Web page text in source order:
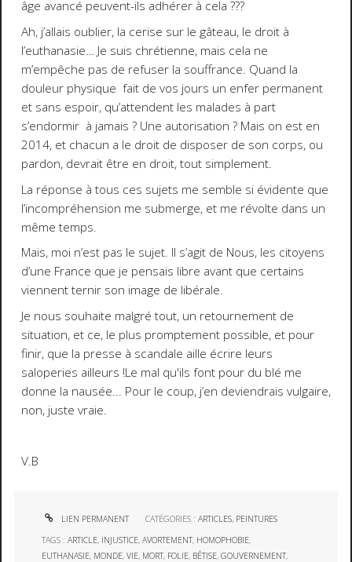
âge avancé peuvent-ils adhérer à cela ???
Ah, j’allais oublier, la cerise sur le gâteau, le droit à
l’euthanasie… Je suis chrétienne, mais cela ne
m’empêche pas de refuser la souffrance. Quand la
douleur physique fait de vos jours un enfer permanent
et sans espoir, qu’attendent les malades à part
s’endormir à jamais ? Une autorisation ? Mais on est en
2014, et chacun a le droit de disposer de son corps, ou
pardon, devrait être en droit, tout simplement.
La réponse à tous ces sujets me semble si évidente que
l’incompréhension me submerge, et me révolte dans un
même temps.
Mais, moi n’est pas le sujet. Il s’agit de Nous, les citoyens
d’une France que je pensais libre avant que certains
viennent ternir son image de libérale.
Je nous souhaite malgré tout, un retournement de
situation, et ce, le plus promptement possible, et pour
finir, que la presse à scandale aille écrire leurs
saloperies ailleurs !Le mal qu'ils font pour du blé me
donne la nausée... Pour le coup, j’en deviendrais vulgaire,
non, juste vraie.
V.B
LIEN PERMANENT CATÉGORIES :ARTICLES, PEINTURES
TAGS :ARTICLE, INJUSTICE,AVORTEMENT, HOMOPHOBIE,
EUTHANASIE, MONDE,VIE, MORT, FOLIE, BÊTISE,GOUVERNEMENT,